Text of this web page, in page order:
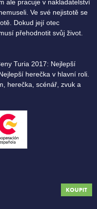
ale pracuje v nakladatelství
Ve své nejistotě se
Dokud její otec
přehodnotit svůj život.
Turia 2017: Nejlepší
herečka v hlavní roli.
herečka, scénář, zvuk a
KOUPIT